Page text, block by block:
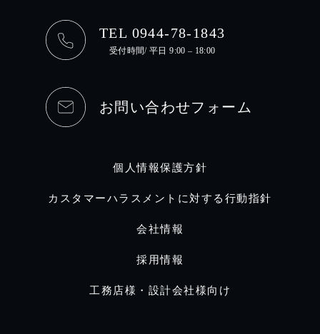
TEL 0944-78-1843
受付時間/ 平日 9:00 – 18:00
お問い合わせフォーム
個人情報保護方針
カスタマーハラスメントに対する行動指針
会社情報
採用情報
工務店様・設計会社様向け